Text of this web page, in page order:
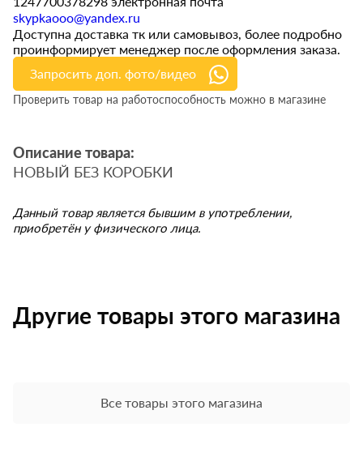
skypkaooo@yandex.ru
Доступна доставка тк или самовывоз, более подробно
проинформирует менеджер после оформления заказа.
Запросить доп. фото/видео
Проверить товар на работоспособность можно в магазине
Описание товара:
НОВЫЙ БЕЗ КОРОБКИ
Данный товар является бывшим в употреблении,
приобретён у физического лица.
Другие товары этого магазина
Все товары этого магазина